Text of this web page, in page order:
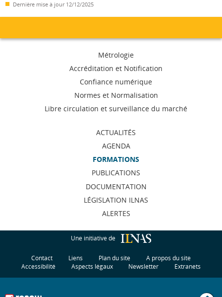
Dernière mise à jour 12/12/2025
navigation
Métrologie
Accréditation et Notification
Confiance numérique
Normes et Normalisation
Libre circulation et surveillance du marché
ACTUALITÉS
AGENDA
FORMATIONS
PUBLICATIONS
DOCUMENTATION
LÉGISLATION ILNAS
ALERTES
Une initiative de
Contact Liens Plan du site
A propos du site
Accessibilité
Aspects légaux Newsletter Extranets
H
u
t
d
p
g